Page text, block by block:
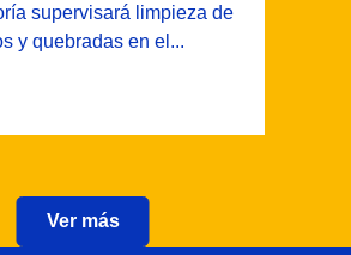
supervisará limpieza de
y quebradas en el...
Ver más